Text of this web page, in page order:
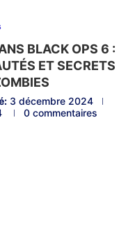
BLACK OPS 6 :
ET SECRETS
3 décembre 2024
0 commentaires